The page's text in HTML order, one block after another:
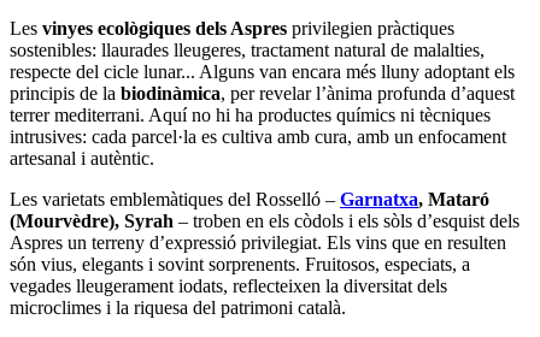
Les vinyes ecològiques dels Aspres privilegien pràctiques
sostenibles: llaurades lleugeres, tractament natural de malalties,
respecte del cicle lunar... Alguns van encara més lluny adoptant els
principis de la biodinàmica, per revelar l’ànima profunda d’aquest
terrer mediterrani. Aquí no hi ha productes químics ni tècniques
intrusives: cada parcel·la es cultiva amb cura, amb un enfocament
artesanal i autèntic.
Les varietats emblemàtiques del Rosselló – Garnatxa, Mataró
(Mourvèdre), Syrah – troben en els còdols i els sòls d’esquist dels
Aspres un terreny d’expressió privilegiat. Els vins que en resulten
són vius, elegants i sovint sorprenents. Fruitosos, especiats, a
vegades lleugerament iodats, reflecteixen la diversitat dels
microclimes i la riquesa del patrimoni català.